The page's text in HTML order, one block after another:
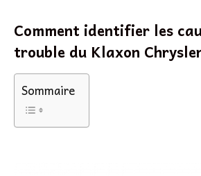
Comment identifier les
trouble du Klaxon
Sommaire